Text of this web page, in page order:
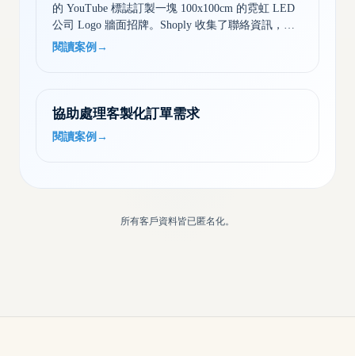
的 YouTube 標誌訂製一塊 100x100cm 的霓虹 LED
公司 Logo 牆面招牌。Shoply 收集了聯絡資訊，釐
清具體需求，並說明後續流程……
閱讀案例 →
協助處理客製化訂單需求
閱讀案例 →
所有客戶資料皆已匿名化。